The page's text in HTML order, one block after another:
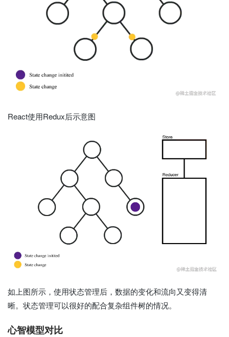
React使用Redux后示意图
如上图所示，使用状态管理后，数据的变化和流向又变得清
晰。状态管理可以很好的配合复杂组件树的情况。
心智模型对比